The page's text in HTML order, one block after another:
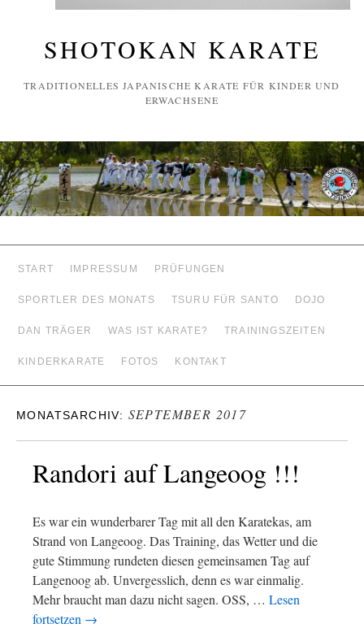
SHOTOKAN KARATE
TRADITIONELLES JAPANISCHE KARATE FÜR KINDER UND
ERWACHSENE
START IMPRESSUM PRÜFUNGEN
SPORTLER DES MONATS TSURU FÜR SANTO DOJO
DAN TRÄGER WAS IST KARATE? TRAININGSZEITEN
KINDERKARATE FOTOS KONTAKT
MONATSARCHIV: SEPTEMBER 2017
Randori auf Langeoog !!!
Es war ein wunderbarer Tag mit all den Karatekas, am
Strand von Langeoog. Das Training, das Wetter und die
gute Stimmung rundeten diesen gemeinsamen Tag auf
Langenoog ab. Unvergesslich, denn es war einmalig.
Mehr braucht man dazu nicht sagen. OSS, … Lesen
fortsetzen →